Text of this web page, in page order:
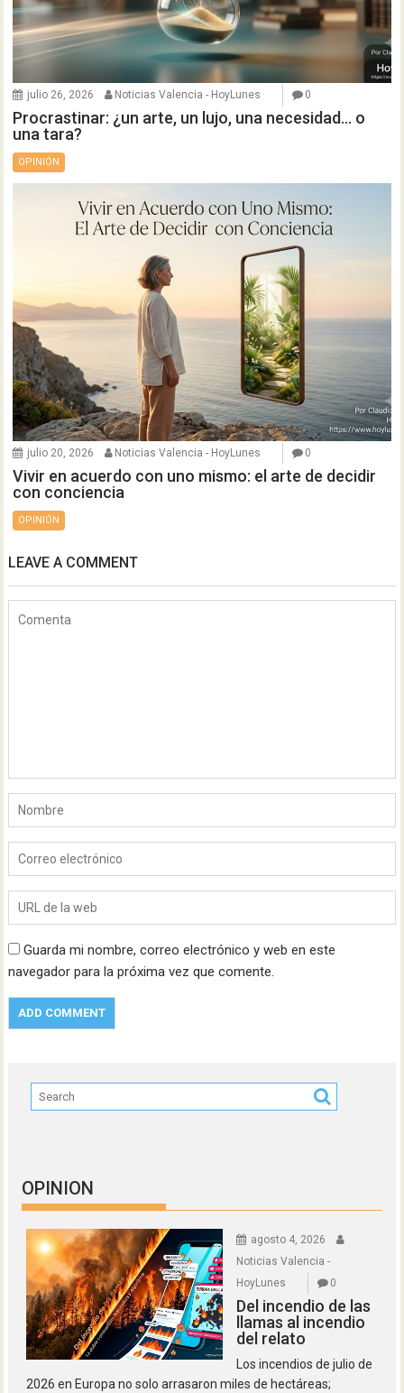
julio 26, 2026 Noticias Valencia - HoyLunes 0
Procrastinar: ¿un arte, un lujo, una necesidad… o
una tara?
OPINIÓN
julio 20, 2026 Noticias Valencia - HoyLunes 0
Vivir en acuerdo con uno mismo: el arte de decidir
con conciencia
OPINIÓN
LEAVE A COMMENT
Guarda mi nombre, correo electrónico y web en este
navegador para la próxima vez que comente.
OPINION
agosto 4, 2026
Noticias Valencia -
HoyLunes
0
Del incendio de las
llamas al incendio
del relato
Los incendios de julio de
2026 en Europa no solo arrasaron miles de hectáreas;